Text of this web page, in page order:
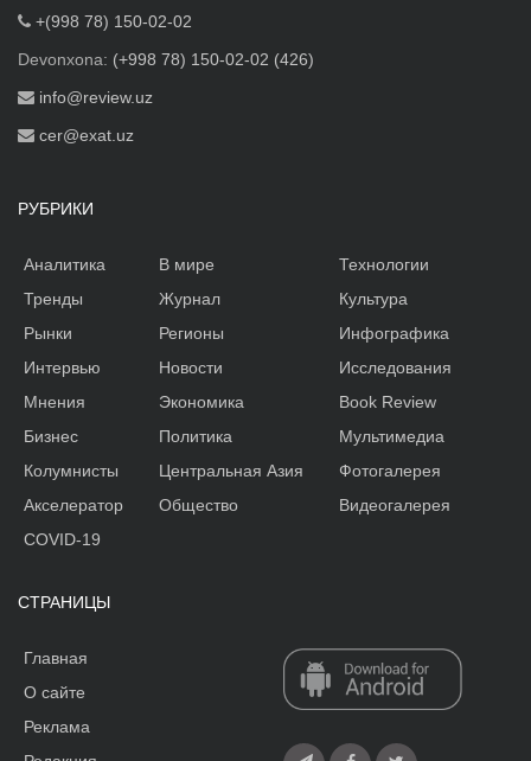
+(998 78) 150-02-02
Devonxona: (+998 78) 150-02-02 (426)
info@review.uz
cer@exat.uz
РУБРИКИ
Аналитика
Тренды
Рынки
Интервью
Мнения
Бизнес
Колумнисты
Акселератор
В мире
Журнал
Регионы
Новости
Экономика
Политика
Центральная Азия
Общество
Технологии
Культура
Инфографика
Исследования
Book Review
Мультимедиа
Фотогалерея
Видеогалерея
COVID-19
СТРАНИЦЫ
Главная
О сайте
Реклама